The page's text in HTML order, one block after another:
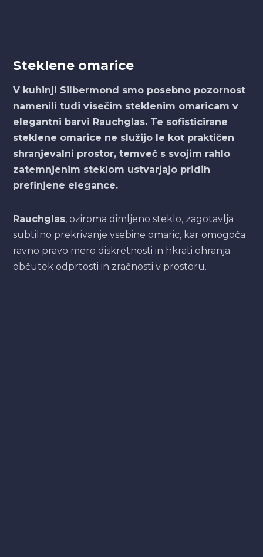
Steklene omarice
V kuhinji Silbermond smo posebno pozornost
namenili tudi visečim steklenim omaricam v
elegantni barvi Rauchglas. Te sofisticirane
steklene omarice ne služijo le kot praktičen
shranjevalni prostor, temveč s svojim rahlo
zatemnjenim steklom ustvarjajo pridih
prefinjene elegance.
Rauchglas, oziroma dimljeno steklo, zagotavlja
subtilno prekrivanje vsebine omaric, kar omogoča
ravno pravo mero diskretnosti in hkrati ohranja
občutek odprtosti in zračnosti v prostoru.